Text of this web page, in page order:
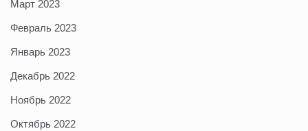
Март 2023
Февраль 2023
Январь 2023
Декабрь 2022
Ноябрь 2022
Октябрь 2022